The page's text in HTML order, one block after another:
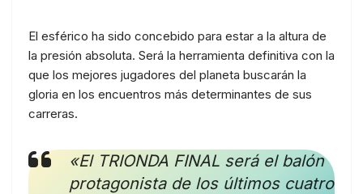
El esférico ha sido concebido para estar a la altura de
la presión absoluta. Será la herramienta definitiva con la
que los mejores jugadores del planeta buscarán la
gloria en los encuentros más determinantes de sus
carreras.
«El TRIONDA FINAL será el balón
protagonista de los últimos cuatro